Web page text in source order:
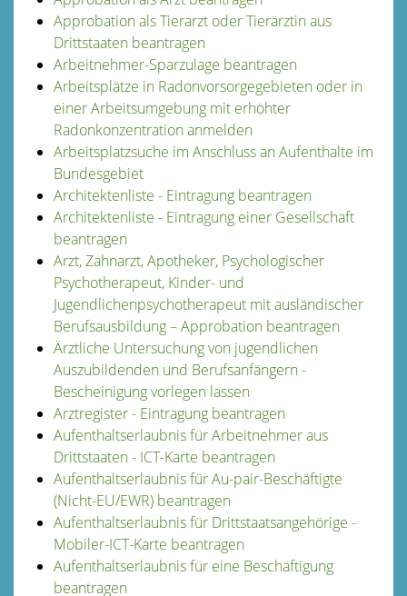
Approbation als Tierarzt oder Tierärztin aus
Drittstaaten beantragen
Arbeitnehmer-Sparzulage beantragen
Arbeitsplätze in Radonvorsorgegebieten oder in
einer Arbeitsumgebung mit erhöhter
Radonkonzentration anmelden
Arbeitsplatzsuche im Anschluss an Aufenthalte im
Bundesgebiet
Architektenliste - Eintragung beantragen
Architektenliste - Eintragung einer Gesellschaft
beantragen
Arzt, Zahnarzt, Apotheker, Psychologischer
Psychotherapeut, Kinder- und
Jugendlichenpsychotherapeut mit ausländischer
Berufsausbildung – Approbation beantragen
Ärztliche Untersuchung von jugendlichen
Auszubildenden und Berufsanfängern -
Bescheinigung vorlegen lassen
Arztregister - Eintragung beantragen
Aufenthaltserlaubnis für Arbeitnehmer aus
Drittstaaten - ICT-Karte beantragen
Aufenthaltserlaubnis für Au-pair-Beschäftigte
(Nicht-EU/EWR) beantragen
Aufenthaltserlaubnis für Drittstaatsangehörige -
Mobiler-ICT-Karte beantragen
Aufenthaltserlaubnis für eine Beschäftigung
beantragen